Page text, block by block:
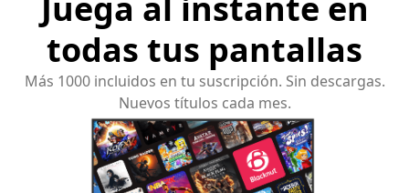
todas tus pantallas
Más 1000 incluidos en tu suscripción. Sin descargas.
Nuevos títulos cada mes.